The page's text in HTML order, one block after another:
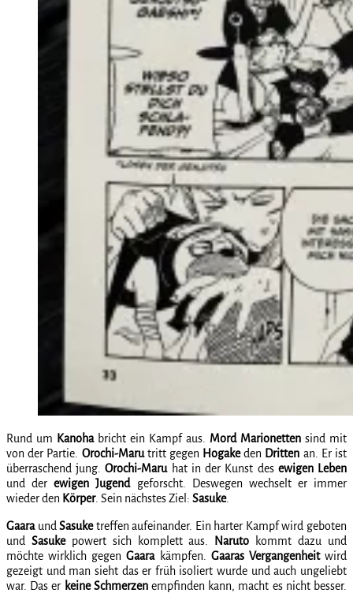
Rund um Kanohabricht ein Kampf aus. Mord Marionetten sind mit
von der Partie. Orochi-Marutritt gegen Hogakeden Dritten an. Er ist
überraschend jung.Orochi-Maruhat in der Kunst des ewigen Leben
und derewigen Jugendgeforscht. Deswegen wechselt er immer
wieder den Körper. Sein nächstes Ziel: Sasuke.
GaaraundSasuketreffen aufeinander. Ein harter Kampf wird geboten
und Sasukepowert sich komplett aus. Naruto kommt dazu und
möchte wirklich gegenGaarakämpfen. Gaaras Vergangenheitwird
gezeigt und man sieht das er früh isoliert wurde und auch ungeliebt
war. Das er keine Schmerzenempfinden kann, macht es nicht besser.